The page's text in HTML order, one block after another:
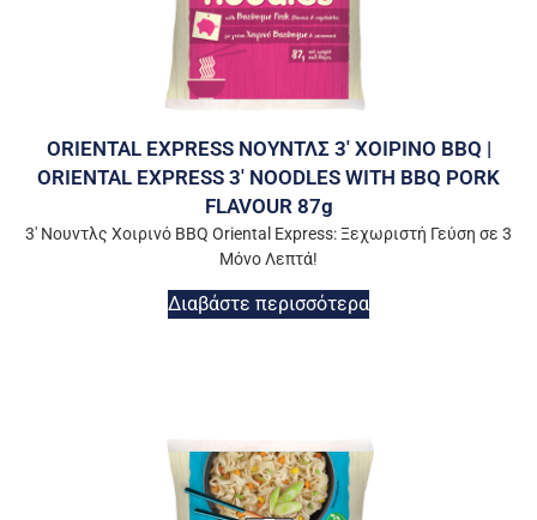
ORIENTAL EXPRESS ΝΟΥΝΤΛΣ 3′ ΧΟΙΡΙΝΟ BBQ |
ORIENTAL EXPRESS 3′ NOODLES WITH BBQ PORK
FLAVOUR 87g
3′ Νουντλς Χοιρινό BBQ Oriental Express: Ξεχωριστή Γεύση σε 3
Μόνο Λεπτά!
Διαβάστε περισσότερα